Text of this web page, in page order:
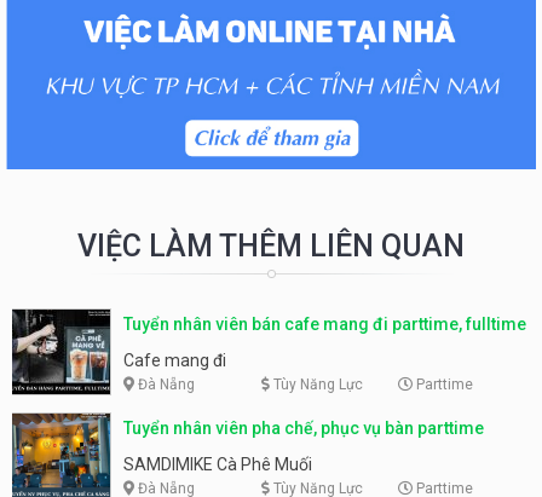
VIỆC LÀM THÊM LIÊN QUAN
Tuyển nhân viên bán cafe mang đi parttime, fulltime
Cafe mang đi
Đà Nẵng Tùy Năng Lực Parttime
Tuyển nhân viên pha chế, phục vụ bàn parttime
SAMDIMIKE Cà Phê Muối
Đà Nẵng Tùy Năng Lực Parttime